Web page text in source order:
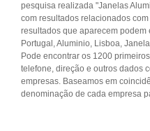
pesquisa realizada "Janelas
com resultados relacionados
resultados que aparecem podem
Portugal, Aluminio, Lisboa,
Pode encontrar os 1200
telefone, direção e outros dados
empresas. Baseamos em
denominação de cada empresa